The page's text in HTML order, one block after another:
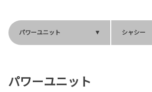
パワーユニット シャシー
パワーユニット